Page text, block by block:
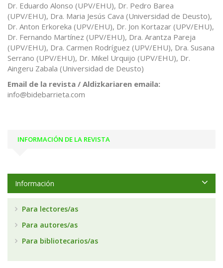
Dr. Eduardo Alonso (UPV/EHU), Dr. Pedro Barea
(UPV/EHU), Dra. Maria Jesús Cava (Universidad de Deusto),
Dr. Anton Erkoreka (UPV/EHU), Dr. Jon Kortazar (UPV/EHU),
Dr. Fernando Martínez (UPV/EHU), Dra. Arantza Pareja
(UPV/EHU), Dra. Carmen Rodríguez (UPV/EHU), Dra. Susana
Serrano (UPV/EHU), Dr. Mikel Urquijo (UPV/EHU), Dr.
Aingeru Zabala (Universidad de Deusto)
Email de la revista / Aldizkariaren emaila:
info@bidebarrieta.com
INFORMACIÓN DE LA REVISTA
Información
Para lectores/as
Para autores/as
Para bibliotecarios/as